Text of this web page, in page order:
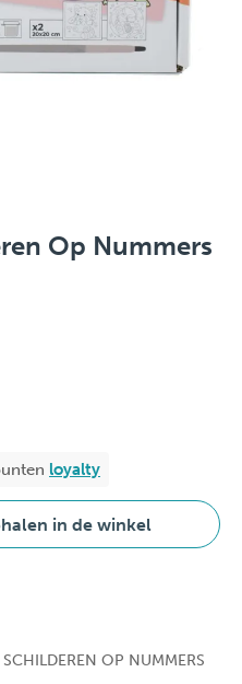
Op Nummers
loyalty
in de winkel
OP NUMMERS